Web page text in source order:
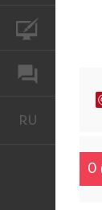
RU
0